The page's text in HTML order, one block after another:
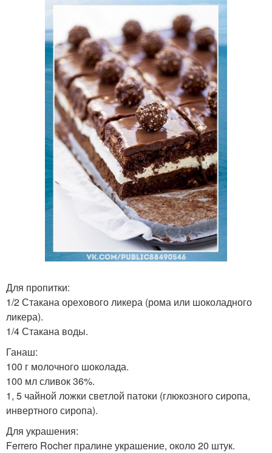
Для пропитки:
1/2 Стакана орехового ликера (рома или шоколадного
ликера).
1/4 Стакана воды.
Ганаш:
100 г молочного шоколада.
100 мл сливок 36%.
1, 5 чайной ложки светлой патоки (глюкозного сиропа,
инвертного сиропа).
Для украшения:
Ferrero Rocher пралине украшение, около 20 штук.